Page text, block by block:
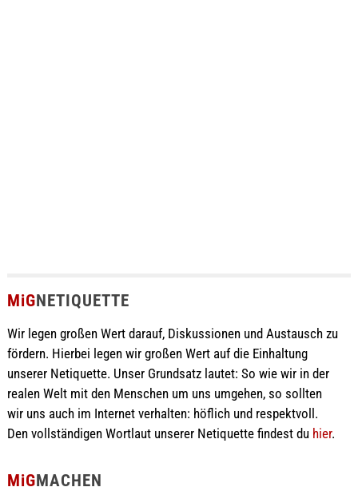
MiGNETIQUETTE
Wir legen großen Wert darauf, Diskussionen und Austausch zu
fördern. Hierbei legen wir großen Wert auf die Einhaltung
unserer Netiquette. Unser Grundsatz lautet: So wie wir in der
realen Welt mit den Menschen um uns umgehen, so sollten
wir uns auch im Internet verhalten: höflich und respektvoll.
Den vollständigen Wortlaut unserer Netiquette findest du hier.
MiGMACHEN